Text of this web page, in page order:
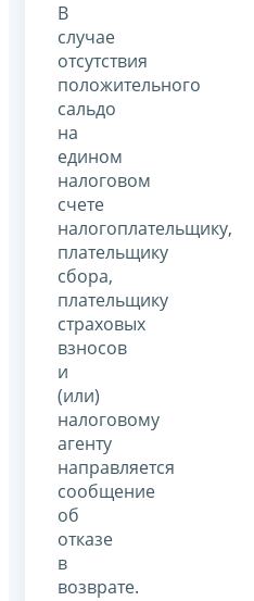
В
случае
отсутствия
положительного
сальдо
на
едином
налоговом
счете
налогоплательщику,
плательщику
сбора,
плательщику
страховых
взносов
и
(или)
налоговому
агенту
направляется
сообщение
об
отказе
в
возврате.